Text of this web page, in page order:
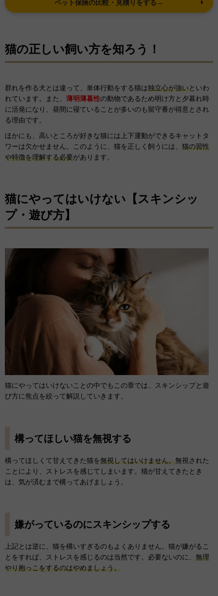
ペット保険の比較・見積りをする→
猫の正しい飼い方を知ろう！
群れを作る犬とは違って、単体行動をする猫は独立心が強いといわ
れています。また、 薄明薄暮性の動物であるため明け方と夕暮れ時
に活発になり、昼間に寝ていることが多いのも留守番が得意とされ
る理由です。
ほかにも、高いところが好きな猫には上下運動ができるキャットタ
ワーは欠かせません。このように、猫を正しく飼うには、 猫の習性
や特徴を理解する必要があります。
猫にやってはいけない【スキンシッ
プ・遊び方】
猫にやってはいけないことの中でもこの章では、スキンシップと遊
び方に焦点を絞って解説していきます。
構ってほしい猫を無視する
構ってほしくて甘えてきた猫を無視してはいけません。無視された
ことにより、ストレスを感じてしまいます。猫が甘えてきたとき
は、気が済むまで構ってあげましょう。
嫌がっているのにスキンシップする
上記とは逆に、猫を構いすぎるのもよくありません。猫が嫌がるこ
とをすれば、ストレスを感じるのは当然です。必要ないのに、 無理
やり抱っこをするのはやめましょう。